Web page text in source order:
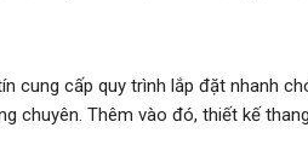
cung cấp quy trình lắp đặt nhanh
chuyên. Thêm vào đó, thiết kế